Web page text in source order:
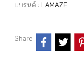
แบรนด์ : LAMAZE
Share